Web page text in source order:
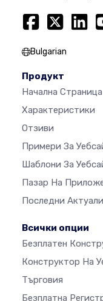
Bulgarian
Продукт
Начална Страница
Характеристики
Отзиви
Примери За
Шаблони За
Пазар На
Последни
Всички опции
Безплатен
Конструктор На
Търговия
Безплатна